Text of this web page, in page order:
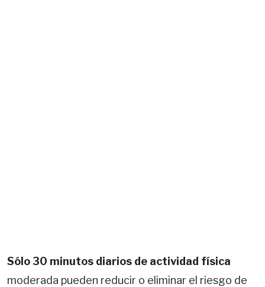
Sólo 30 minutos diarios de actividad física
moderada pueden reducir o eliminar el riesgo de